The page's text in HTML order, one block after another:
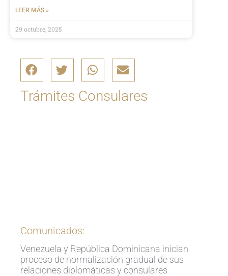
LEER MÁS »
29 octubre, 2025
Trámites Consulares
Comunicados:
Venezuela y República Dominicana inician
proceso de normalización gradual de sus
relaciones diplomáticas y consulares